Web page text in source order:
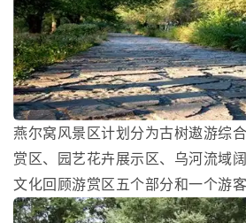
燕尔窝风景区计划分为古树遨游综
赏区、园艺花卉展示区、乌河流域
文化回顾游赏区五个部分和一个游